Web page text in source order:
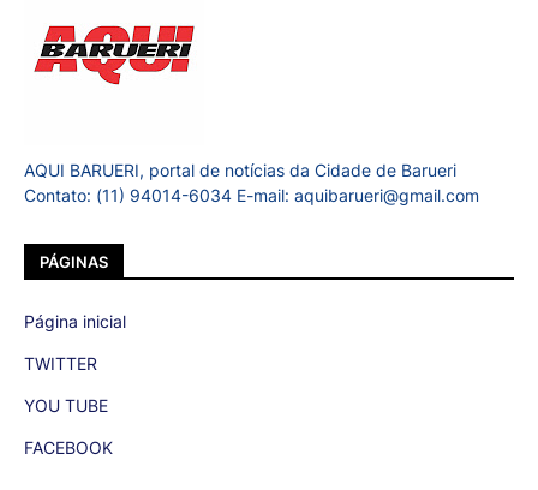
AQUI BARUERI, portal de notícias da Cidade de Barueri
Contato: (11) 94014-6034 E-mail: aquibarueri@gmail.com
PÁGINAS
Página inicial
TWITTER
YOU TUBE
FACEBOOK